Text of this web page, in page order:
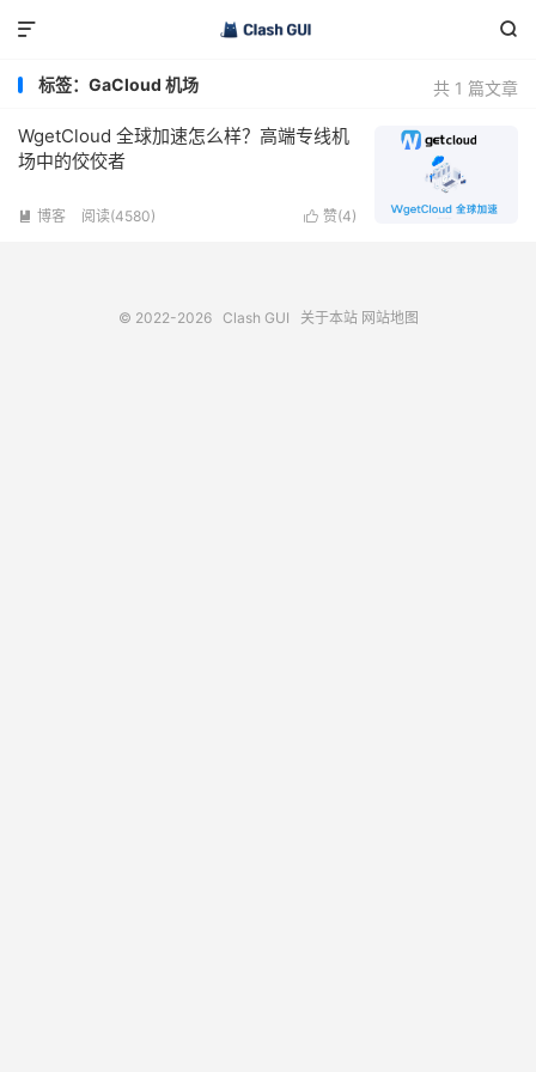


共 1 篇文章
标签：GaCloud 机场
WgetCloud 全球加速怎么样？高端专线机
场中的佼佼者
 赞(4)
 博客 阅读(4580)
© 2022-2026 Clash GUI 关于本站 网站地图